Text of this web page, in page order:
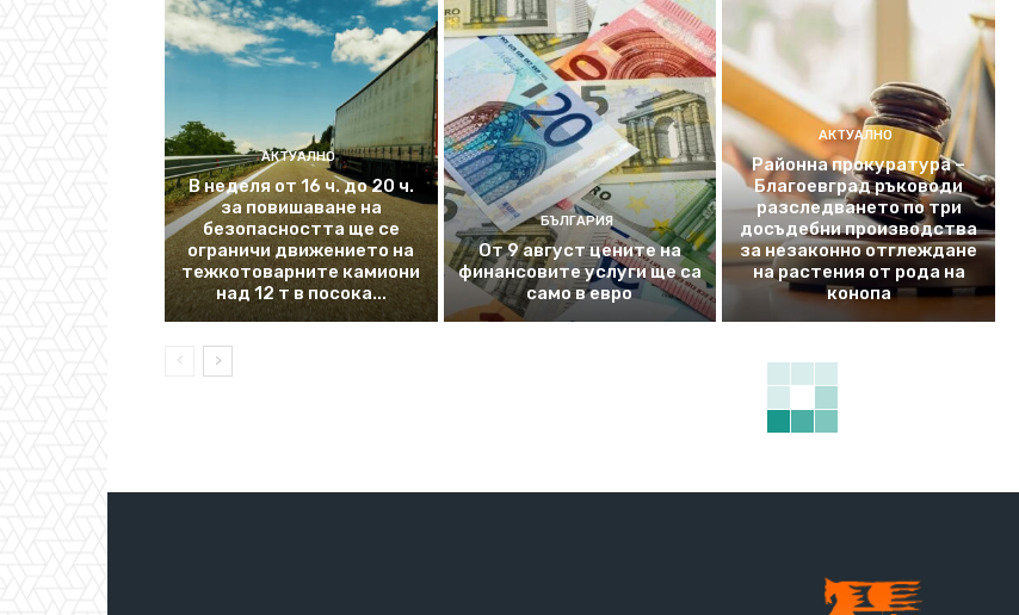
АКТУАЛНО
В неделя от 16 ч. до 20 ч.
за повишаване на
безопасността ще се
ограничи движението на
тежкотоварните камиони
над 12 т в посока...
БЪЛГАРИЯ
От 9 август цените на
финансовите услуги ще са
само в евро
АКТУАЛНО
Районна прокуратура –
Благоевград ръководи
разследването по три
досъдебни производства
за незаконно отглеждане
на растения от рода на
конопа